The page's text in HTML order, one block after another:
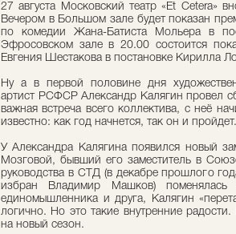
27 августа Московский театр «Et Cetera»
Вечером в Большом зале будет показан
по комедии Жана-Батиста Мольера в
Эфросовском зале в 20.00 состоится
Евгения Шестакова в постановке Кирилла
Ну а в первой половине дня
артист РСФСР Александр Калягин провел
важная встреча всего коллектива, с неё
известно: как год начнется, так он и пройдет.
У Александра Калягина появился новый
Мозговой, бывший его заместитель в
руководства в СТД (в декабре прошлого
избран Владимир Машков)
единомышленника и друга, Калягин
логично. Но это такие внутренние
на новый сезон.